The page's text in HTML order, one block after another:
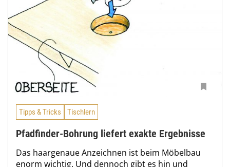
Tipps & Tricks Tischlern
Pfadfinder-Bohrung liefert exakte Ergebnisse
Das haargenaue Anzeichnen ist beim Möbelbau
enorm wichtig. Und dennoch gibt es hin und